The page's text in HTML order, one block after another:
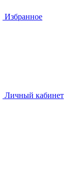
Избранное
Личный кабинет